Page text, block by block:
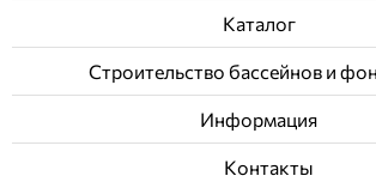
Каталог
Строительство бассейнов и
Информация
Контакты